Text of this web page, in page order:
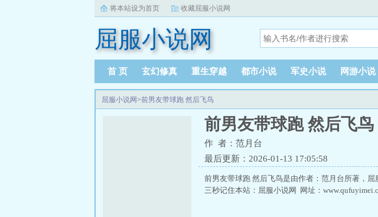
将本站设为首页 收藏屈服小说网
屈服小说网
首 页 玄幻修真 重生穿越 都市小说 军史小说 网游小说
屈服小说网>前男友带球跑 然后飞鸟
前男友带球跑 然后飞鸟
作 者：范月台
最后更新：2026-01-13 17:05:58
前男友带球跑 然后飞鸟是由作者：范月台所著，
三秒记住本站：屈服小说网 网址：